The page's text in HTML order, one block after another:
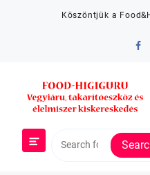
Köszöntjük a